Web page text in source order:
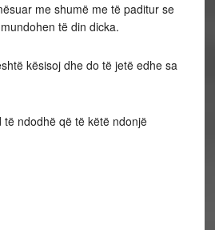
me shumë me të paditur se
të din dicka.
kësisoj dhe do të jetë edhe sa
të ndodhë që të këtë ndonjë